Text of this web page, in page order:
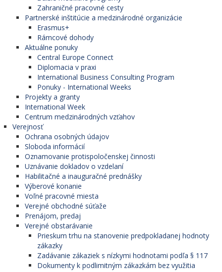
Zahraničné pracovné cesty
Partnerské inštitúcie a medzinárodné organizácie
Erasmus+
Rámcové dohody
Aktuálne ponuky
Central Europe Connect
Diplomacia v praxi
International Business Consulting Program
Ponuky - International Weeks
Projekty a granty
International Week
Centrum medzinárodných vzťahov
Verejnosť
Ochrana osobných údajov
Sloboda informácií
Oznamovanie protispoločenskej činnosti
Uznávanie dokladov o vzdelaní
Habilitačné a inauguračné prednášky
Výberové konanie
Voľné pracovné miesta
Verejné obchodné súťaže
Prenájom, predaj
Verejné obstarávanie
Prieskum trhu na stanovenie predpokladanej hodnoty
zákazky
Zadávanie zákaziek s nízkymi hodnotami podľa § 117
Dokumenty k podlimitným zákazkám bez využitia